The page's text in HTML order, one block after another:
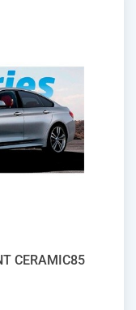
CERAMIC85